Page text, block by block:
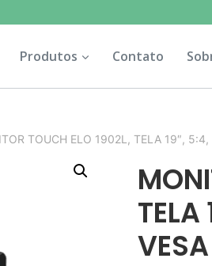
Produtos Contato
TOUCH ELO 1902L, TELA 19″,